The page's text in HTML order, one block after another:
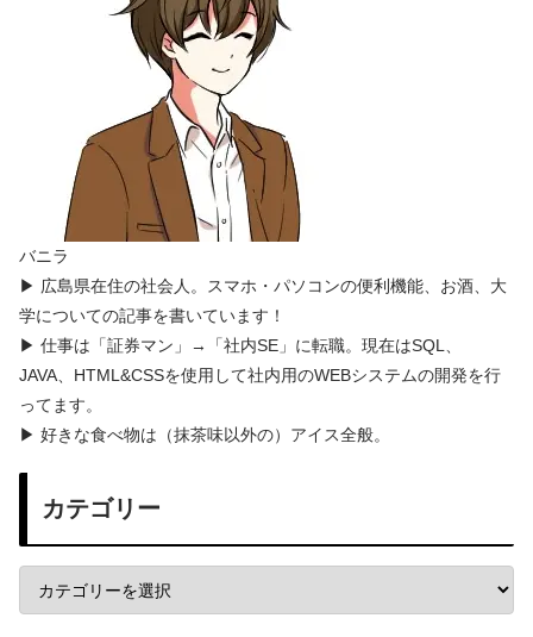
バニラ
▶ 広島県在住の社会人。スマホ・パソコンの便利機能、お酒、大
学についての記事を書いています！
▶ 仕事は「証券マン」→「社内SE」に転職。現在はSQL、
JAVA、HTML&CSSを使用して社内用のWEBシステムの開発を行
ってます。
▶ 好きな食べ物は（抹茶味以外の）アイス全般。
カテゴリー